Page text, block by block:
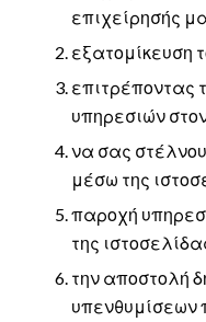
επιχείρησής
εξατομίκευση
επιτρέποντας
υπηρεσιών
να σας
μέσω της
παροχή
της
την αποστολή
υπενθυμίσεων